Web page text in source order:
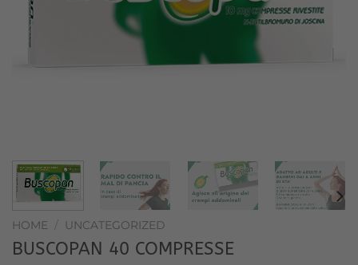
HOME / UNCATEGORIZED
BUSCOPAN 40 COMPRESSE